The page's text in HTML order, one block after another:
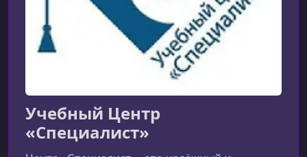
Учебный Центр
«Специалист»